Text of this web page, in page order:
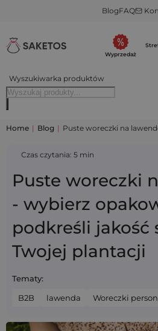
BlogFAQ
Wyszukiwarka produktów
Wyprzedaż
Home | Blog | Puste woreczki na
Czas czytania: 5 min
Puste woreczki
- wybierz
podkreśli jakość
Twojej plantacji
Tematy:
B2B lawenda Woreczki